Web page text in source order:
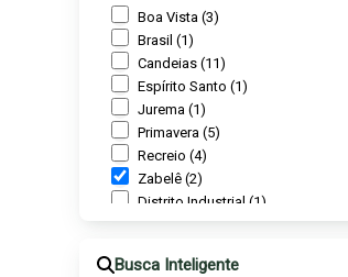
Boa Vista (3)
Brasil (1)
Candeias (11)
Espírito Santo (1)
Jurema (1)
Primavera (5)
Recreio (4)
Zabelê (2)
Distrito Industrial (1)
Felícia (2)
Busca Inteligente